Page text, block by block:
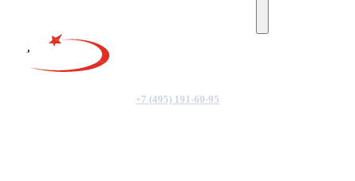
+7 (495) 191-60-95